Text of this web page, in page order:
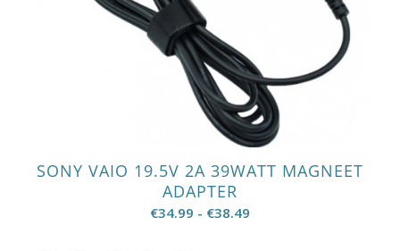
SONY VAIO 19.5V 2A 39WATT MAGNEET
ADAPTER
€34.99 - €38.49Prijsklasse: